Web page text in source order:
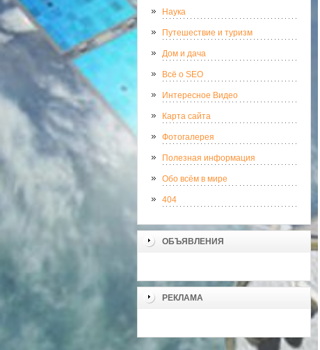
Наука
Путешествие и туризм
Дом и дача
Всё о SEO
Интересное Видео
Карта сайта
Фотогалерея
Полезная информация
Обо всём в мире
404
ОБЪЯВЛЕНИЯ
РЕКЛАМА